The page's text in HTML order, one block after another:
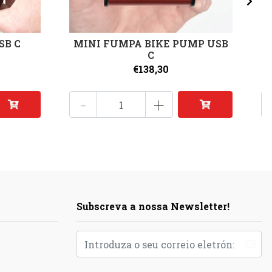
C
MINI FUMPA BIKE PUMP USB
C
€138,30
- +
Subscreva a nossa Newsletter!